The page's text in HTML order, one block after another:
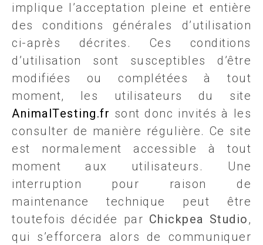
implique l’acceptation pleine et entière
des conditions générales d’utilisation
ci-après décrites. Ces conditions
d’utilisation sont susceptibles d’être
modifiées ou complétées à tout
moment, les utilisateurs du site
AnimalTesting.fr sont donc invités à les
consulter de manière régulière. Ce site
est normalement accessible à tout
moment aux utilisateurs. Une
interruption pour raison de
maintenance technique peut être
toutefois décidée par Chickpea Studio,
qui s’efforcera alors de communiquer